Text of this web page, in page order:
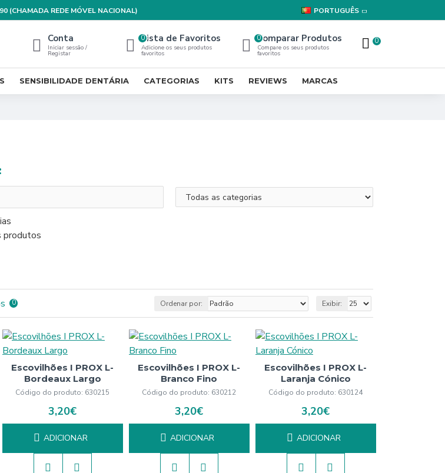
(CHAMADA REDE MÓVEL NACIONAL) PORTUGUÊS
Conta
Iniciar sessão /
Registar
Lista de Favoritos
Adicione os seus produtos
favoritos
0 Comparar Produtos
Compare os seus produtos
favoritos
0 0
SENSIBILIDADE DENTÁRIA CATEGORIAS KITS REVIEWS MARCAS
produtos
0 Ordenar por: Exibir:
Código do produto: 630215
Escovilhões I PROX L-
Bordeaux Largo
3,20€
ADICIONAR
Código do produto: 630212
Escovilhões I PROX L-
Branco Fino
3,20€
ADICIONAR
Código do produto: 630124
Escovilhões I PROX L-
Laranja Cónico
3,20€
ADICIONAR